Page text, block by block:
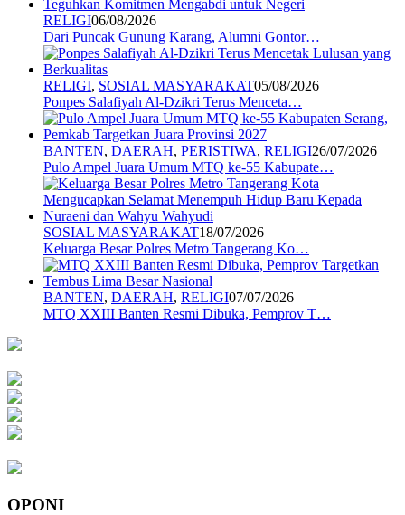
RELIGI06/08/2026
Dari Puncak Gunung Karang, Alumni Gontor…
RELIGI, SOSIAL MASYARAKAT05/08/2026
Ponpes Salafiyah Al-Dzikri Terus Menceta…
BANTEN, DAERAH, PERISTIWA, RELIGI26/07/2026
Pulo Ampel Juara Umum MTQ ke-55 Kabupate…
SOSIAL MASYARAKAT18/07/2026
Keluarga Besar Polres Metro Tangerang Ko…
BANTEN, DAERAH, RELIGI07/07/2026
MTQ XXIII Banten Resmi Dibuka, Pemprov T…
OPONI